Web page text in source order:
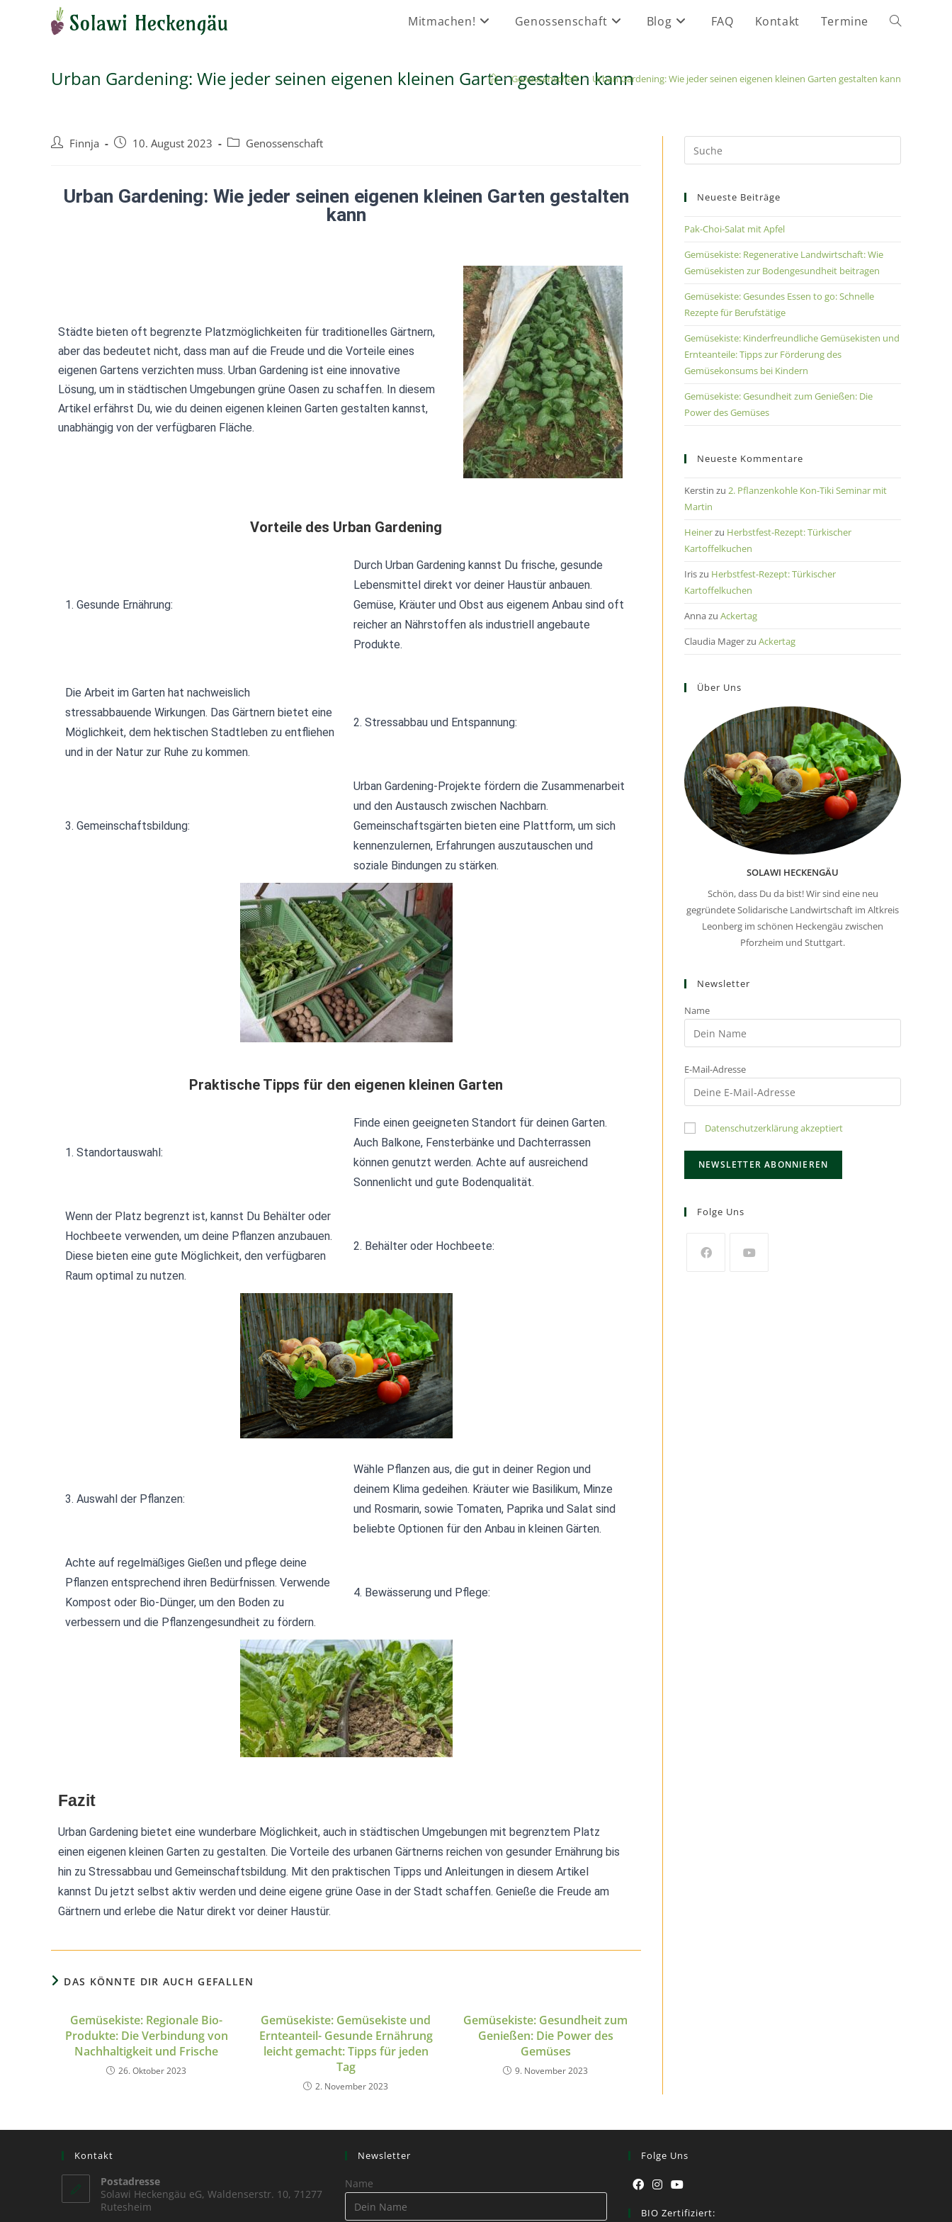
Mitmachen! Genossenschaft Blog FAQ Kontakt Termine
Urban Gardening: Wie jeder seinen eigenen kleinen Garten gestalten kann
> Genossenschaft > Urban Gardening: Wie jeder seinen eigenen kleinen Garten gestalten kann
Finnja 10. August 2023 Genossenschaft
Urban Gardening: Wie jeder seinen eigenen kleinen Garten gestalten
kann
Städte bieten oft begrenzte Platzmöglichkeiten für traditionelles Gärtnern,
aber das bedeutet nicht, dass man auf die Freude und die Vorteile eines
eigenen Gartens verzichten muss. Urban Gardening ist eine innovative
Lösung, um in städtischen Umgebungen grüne Oasen zu schaffen. In diesem
Artikel erfährst Du, wie du deinen eigenen kleinen Garten gestalten kannst,
unabhängig von der verfügbaren Fläche.
Vorteile des Urban Gardening
1. Gesunde Ernährung:
Durch Urban Gardening kannst Du frische, gesunde
Lebensmittel direkt vor deiner Haustür anbauen.
Gemüse, Kräuter und Obst aus eigenem Anbau sind oft
reicher an Nährstoffen als industriell angebaute
Produkte.
Die Arbeit im Garten hat nachweislich
stressabbauende Wirkungen. Das Gärtnern bietet eine
Möglichkeit, dem hektischen Stadtleben zu entfliehen
und in der Natur zur Ruhe zu kommen.
2. Stressabbau und Entspannung:
3. Gemeinschaftsbildung:
Urban Gardening-Projekte fördern die Zusammenarbeit
und den Austausch zwischen Nachbarn.
Gemeinschaftsgärten bieten eine Plattform, um sich
kennenzulernen, Erfahrungen auszutauschen und
soziale Bindungen zu stärken.
Praktische Tipps für den eigenen kleinen Garten
1. Standortauswahl:
Finde einen geeigneten Standort für deinen Garten.
Auch Balkone, Fensterbänke und Dachterrassen
können genutzt werden. Achte auf ausreichend
Sonnenlicht und gute Bodenqualität.
Wenn der Platz begrenzt ist, kannst Du Behälter oder
Hochbeete verwenden, um deine Pflanzen anzubauen.
Diese bieten eine gute Möglichkeit, den verfügbaren
Raum optimal zu nutzen.
2. Behälter oder Hochbeete:
3. Auswahl der Pflanzen:
Wähle Pflanzen aus, die gut in deiner Region und
deinem Klima gedeihen. Kräuter wie Basilikum, Minze
und Rosmarin, sowie Tomaten, Paprika und Salat sind
beliebte Optionen für den Anbau in kleinen Gärten.
Achte auf regelmäßiges Gießen und pflege deine
Pflanzen entsprechend ihren Bedürfnissen. Verwende
Kompost oder Bio-Dünger, um den Boden zu
verbessern und die Pflanzengesundheit zu fördern.
4. Bewässerung und Pflege:
Fazit
Urban Gardening bietet eine wunderbare Möglichkeit, auch in städtischen Umgebungen mit begrenztem Platz
einen eigenen kleinen Garten zu gestalten. Die Vorteile des urbanen Gärtnerns reichen von gesunder Ernährung bis
hin zu Stressabbau und Gemeinschaftsbildung. Mit den praktischen Tipps und Anleitungen in diesem Artikel
kannst Du jetzt selbst aktiv werden und deine eigene grüne Oase in der Stadt schaffen. Genieße die Freude am
Gärtnern und erlebe die Natur direkt vor deiner Haustür.
DAS KÖNNTE DIR AUCH GEFALLEN
Gemüsekiste: Regionale Bio-
Produkte: Die Verbindung von
Nachhaltigkeit und Frische
26. Oktober 2023
Gemüsekiste: Gemüsekiste und
Ernteanteil- Gesunde Ernährung
leicht gemacht: Tipps für jeden
Tag
2. November 2023
Gemüsekiste: Gesundheit zum
Genießen: Die Power des
Gemüses
9. November 2023
Neueste Beiträge
Pak-Choi-Salat mit Apfel
Gemüsekiste: Regenerative Landwirtschaft: Wie
Gemüsekisten zur Bodengesundheit beitragen
Gemüsekiste: Gesundes Essen to go: Schnelle
Rezepte für Berufstätige
Gemüsekiste: Kinderfreundliche Gemüsekisten und
Ernteanteile: Tipps zur Förderung des
Gemüsekonsums bei Kindern
Gemüsekiste: Gesundheit zum Genießen: Die
Power des Gemüses
Neueste Kommentare
Kerstin zu 2. Pflanzenkohle Kon-Tiki Seminar mit
Martin
Heinerzu Herbstfest-Rezept: Türkischer
Kartoffelkuchen
Iriszu Herbstfest-Rezept: Türkischer
Kartoffelkuchen
Annazu Ackertag
Claudia Magerzu Ackertag
Über Uns
SOLAWI HECKENGÄU
Schön, dass Du da bist! Wir sind eine neu
gegründete Solidarische Landwirtschaft im Altkreis
Leonberg im schönen Heckengäu zwischen
Pforzheim und Stuttgart.
Newsletter
Name
E-Mail-Adresse
Datenschutzerklärung akzeptiert
Folge Uns
Kontakt
Postadresse
Solawi Heckengäu eG, Waldenserstr. 10, 71277
Rutesheim
Newsletter
Name
Folge Uns
BIO Zertifiziert: